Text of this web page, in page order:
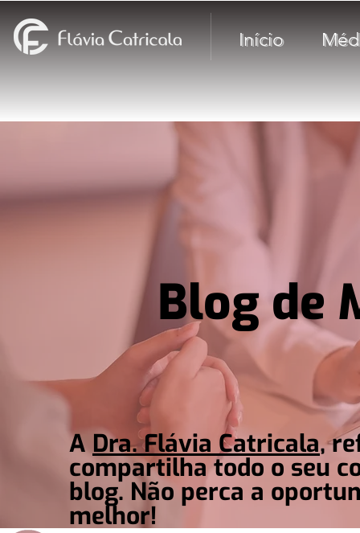
Início
Blog de
ADra. Flávia Catricala,
compartilha todo o seu
blog. Não perca a
melhor!